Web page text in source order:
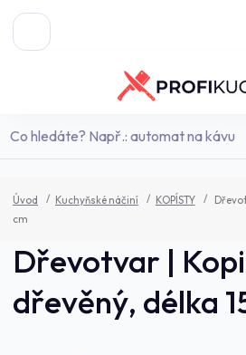
Úvod Kuchyňské náčiní KOPÍSTY
cm
Dřevotvar |
dřevěný, délka